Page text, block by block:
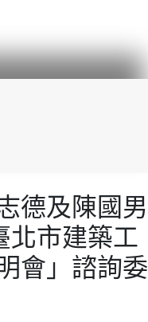
德及陳國男
北市建築工
會」諮詢委